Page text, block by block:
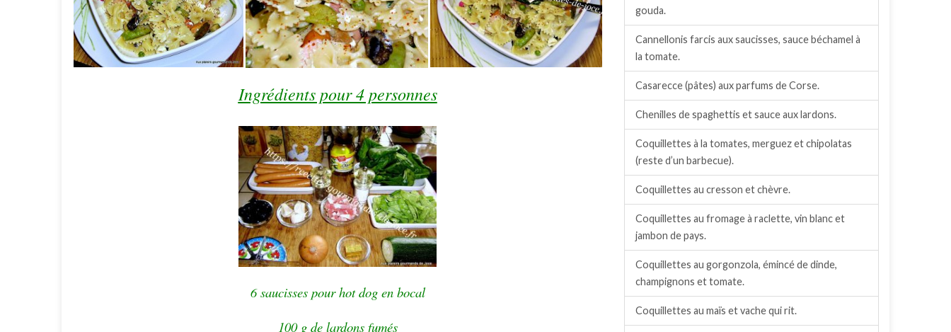
Ingrédients pour 4 personnes
6 saucisses pour hot dog en bocal
100 g de lardons fumés
gouda.
Cannellonis farcis aux saucisses, sauce béchamel à
la tomate.
Casarecce (pâtes) aux parfums de Corse.
Chenilles de spaghettis et sauce aux lardons.
Coquillettes à la tomates, merguez et chipolatas
(reste d’un barbecue).
Coquillettes au cresson et chèvre.
Coquillettes au fromage à raclette, vin blanc et
jambon de pays.
Coquillettes au gorgonzola, émincé de dinde,
champignons et tomate.
Coquillettes au maïs et vache qui rit.